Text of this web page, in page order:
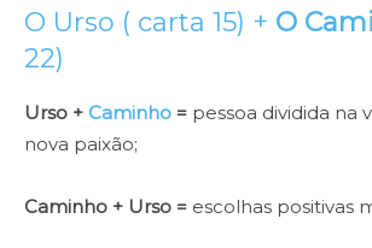
O Urso ( carta 15) + O
22)
Urso + Caminho = pessoa dividida na
nova paixão;
Caminho + Urso = escolhas positivas